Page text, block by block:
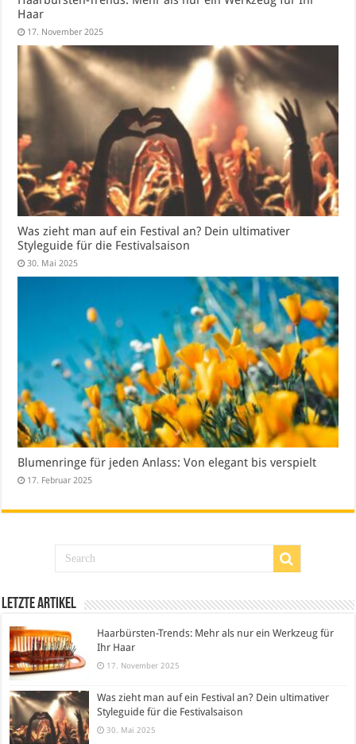
Haar
17. November 2025
Was zieht man auf ein Festival an? Dein ultimativer
Styleguide für die Festivalsaison
30. Mai 2025
Blumenringe für jeden Anlass: Von elegant bis verspielt
17. Februar 2025
Letzte Artikel
Haarbürsten-Trends: Mehr als nur ein Werkzeug für
Ihr Haar
17. November 2025
Was zieht man auf ein Festival an? Dein ultimativer
Styleguide für die Festivalsaison
30. Mai 2025